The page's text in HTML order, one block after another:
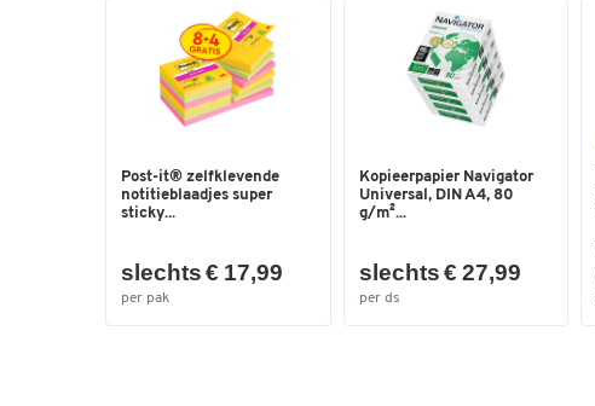
Post-it® zelfklevende
notitieblaadjes super
sticky...
slechts € 17,99
per pak
Kopieerpapier Navigator
Universal, DIN A4, 80
g/m²...
slechts € 27,99
per ds